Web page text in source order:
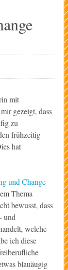
mit
gezeigt, dass
zu
frühzeitig
hat
und Change
Thema
bewusst, dass
und
welche
ich diese
blauäugig